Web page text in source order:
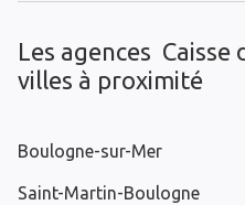
Les agences Caisse
villes à proximité
Boulogne-sur-Mer
Saint-Martin-Boulogne